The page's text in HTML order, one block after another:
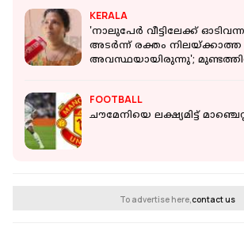
KERALA
'നാലുപേർ വീട്ടിലേക്ക്
അടർന്ന് രക്തം നിലയ്ക്കാത്ത
അവസ്ഥയായിരുന്നു';
FOOTBALL
ചൗമേനിയെ ലക്ഷ്യമിട്ട്
To advertise here,contact us